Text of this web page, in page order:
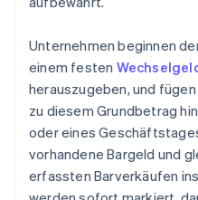
Unternehmen beginnen
einem festen
herauszugeben, und
zu diesem Grundbetrag
oder eines
vorhandene Bargeld und
erfassten Barverkäufen